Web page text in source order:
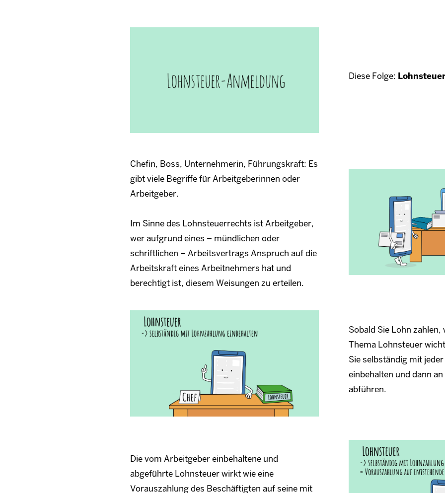
Diese Folge:
Chefin, Boss, Unternehmerin, Führungskraft: Es
gibt viele Begriffe für Arbeitgeberinnen oder
Arbeitgeber.
Im Sinne des Lohnsteuerrechts ist Arbeitgeber,
wer aufgrund eines – mündlichen oder
schriftlichen – Arbeitsvertrags Anspruch auf die
Arbeitskraft eines Arbeitnehmers hat und
berechtigt ist, diesem Weisungen zu erteilen.
Sobald Sie Lohn
Thema Lohnsteuer
Sie selbständig mit
einbehalten und dann
abführen.
Die vom Arbeitgeber einbehaltene und
abgeführte Lohnsteuer wirkt wie eine
Vorauszahlung des Beschäftigten auf seine mit